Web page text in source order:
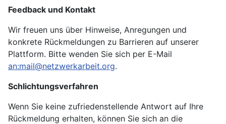
Feedback und Kontakt
Wir freuen uns über Hinweise, Anregungen und
konkrete Rückmeldungen zu Barrieren auf unserer
Plattform. Bitte wenden Sie sich per E-Mail
an:mail@netzwerkarbeit.org.
Schlichtungsverfahren
Wenn Sie keine zufriedenstellende Antwort auf Ihre
Rückmeldung erhalten, können Sie sich an die